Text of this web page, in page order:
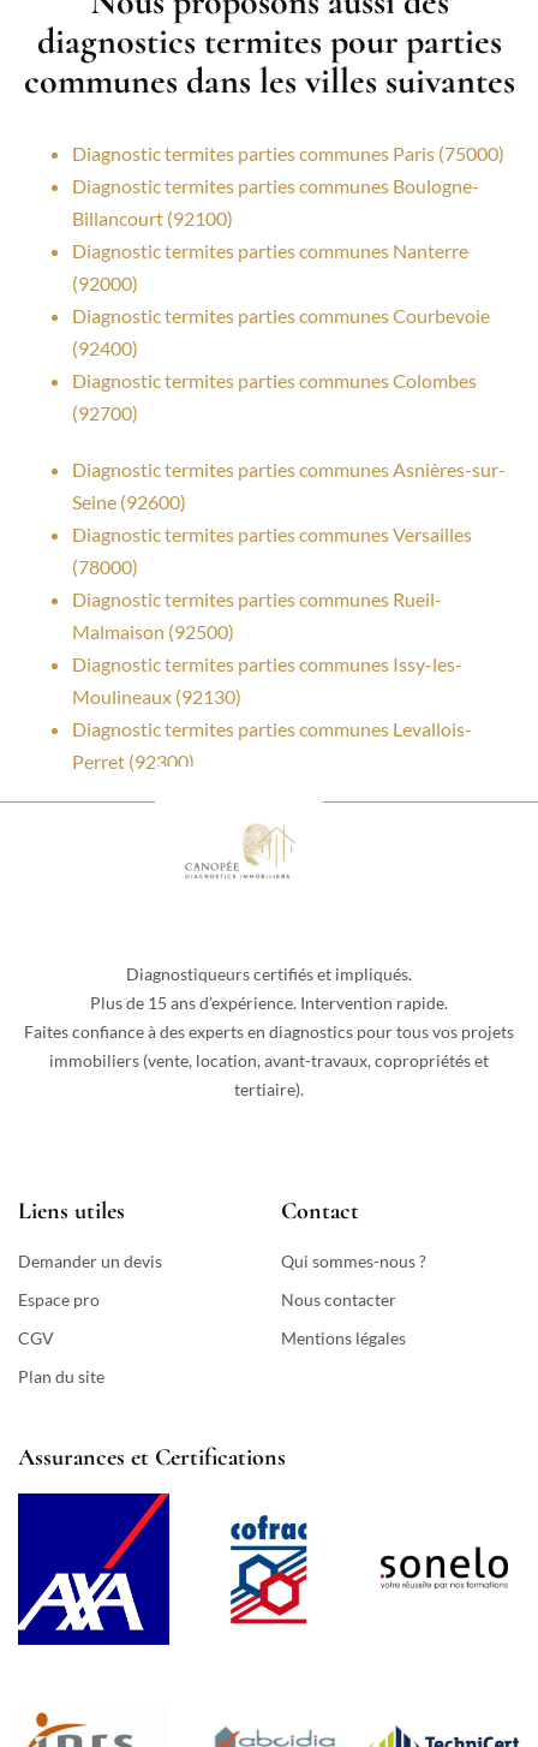
diagnostics termites pour parties
communes dans les villes suivantes
Diagnostic termites parties communes Paris (75000)
Diagnostic termites parties communes Boulogne-
Billancourt (92100)
Diagnostic termites parties communes Nanterre
(92000)
Diagnostic termites parties communes Courbevoie
(92400)
Diagnostic termites parties communes Colombes
(92700)
Diagnostic termites parties communes Asnières-sur-
Seine (92600)
Diagnostic termites parties communes Versailles
(78000)
Diagnostic termites parties communes Rueil-
Malmaison (92500)
Diagnostic termites parties communes Issy-les-
Moulineaux (92130)
Diagnostic termites parties communes Levallois-
Perret (92300)
Diagnostiqueurs certifiés et impliqués.
Plus de 15 ans d’expérience. Intervention rapide.
Faites confiance à des experts en diagnostics pour tous vos projets
immobiliers (vente, location, avant-travaux, copropriétés et
tertiaire).
Liens utiles
Demander un devis
Espace pro
CGV
Plan du site
Contact
Qui sommes-nous ?
Nous contacter
Mentions légales
Assurances et Certifications